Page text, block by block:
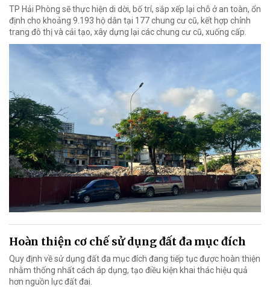
TP Hải Phòng sẽ thực hiện di dời, bố trí, sắp xếp lại chỗ ở an toàn, ổn
định cho khoảng 9.193 hộ dân tại 177 chung cư cũ, kết hợp chỉnh
trang đô thị và cải tạo, xây dựng lại các chung cư cũ, xuống cấp.
Hoàn thiện cơ chế sử dụng đất đa mục đích
Quy định về sử dụng đất đa mục đích đang tiếp tục được hoàn thiện
nhằm thống nhất cách áp dụng, tạo điều kiện khai thác hiệu quả
hơn nguồn lực đất đai.